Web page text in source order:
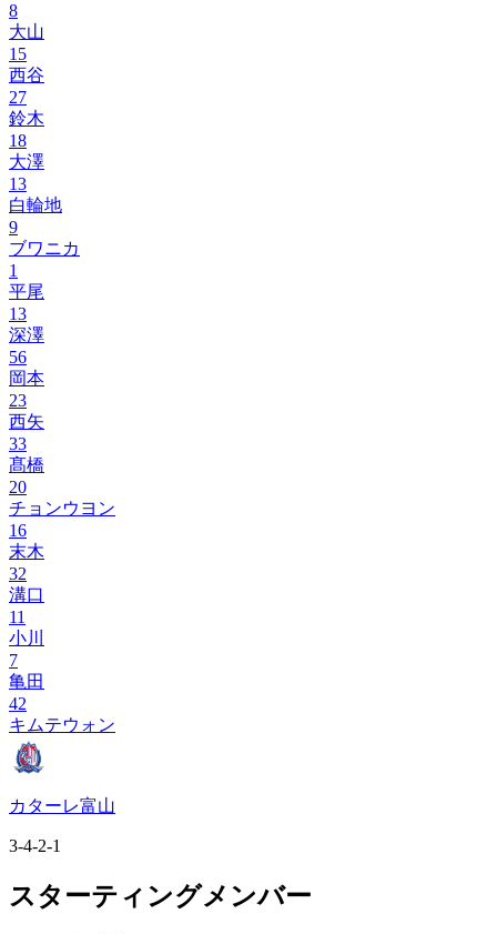
8
大山
15
西谷
27
鈴木
18
大澤
13
白輪地
9
ブワニカ
1
平尾
13
深澤
56
岡本
23
西矢
33
髙橋
20
チョンウヨン
16
末木
32
溝口
11
小川
7
亀田
42
キムテウォン
カターレ富山
3-4-2-1
スターティングメンバー